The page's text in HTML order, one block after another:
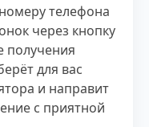
телефона
через кнопку
получения
для вас
и направит
с приятной